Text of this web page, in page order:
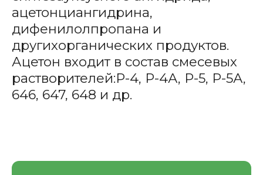
ацетонциангидрина,
дифенилолпропана и
другихорганических продуктов.
Ацетон входит в состав смесевых
растворителей:Р-4, Р-4А, Р-5, Р-5А,
646, 647, 648 и др.